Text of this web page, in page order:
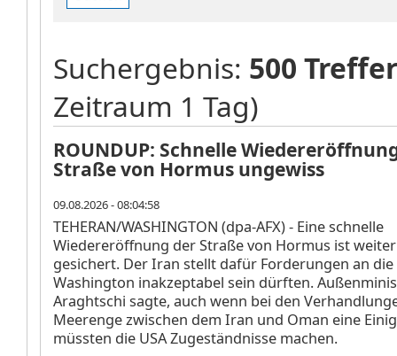
Suchergebnis: 500 Treffer
Zeitraum 1 Tag)
ROUNDUP: Schnelle
Straße von Hormus ungewiss
09.08.2026 - 08:04:58
TEHERAN/WASHINGTON (dpa-AFX) - Eine schnelle
Wiedereröffnung der Straße von Hormus ist
gesichert. Der Iran stellt dafür Forderungen an die
Washington inakzeptabel sein dürften.
Araghtschi sagte, auch wenn bei den
Meerenge zwischen dem Iran und Oman eine
müssten die USA Zugeständnisse machen.